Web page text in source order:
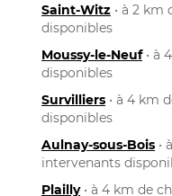
Saint-Witz • à 2 km
disponibles
Moussy-le-Neuf• à
disponibles
Survilliers • à 4 km
disponibles
Aulnay-sous-Bois •
intervenants
Plailly• à 4 km de